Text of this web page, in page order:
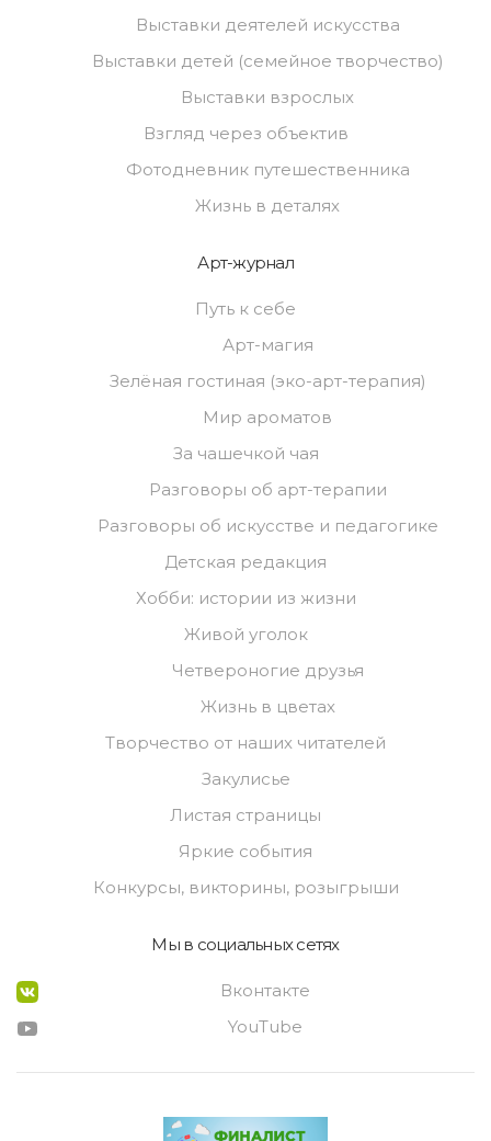
Выставки деятелей искусства
Выставки детей (семейное творчество)
Выставки взрослых
Взгляд через объектив
Фотодневник путешественника
Жизнь в деталях
Арт-журнал
Путь к себе
Арт-магия
Зелёная гостиная (эко-арт-терапия)
Мир ароматов
За чашечкой чая
Разговоры об арт-терапии
Разговоры об искусстве и педагогике
Детская редакция
Хобби: истории из жизни
Живой уголок
Четвероногие друзья
Жизнь в цветах
Творчество от наших читателей
Закулисье
Листая страницы
Яркие события
Конкурсы, викторины, розыгрыши
Мы в социальных сетях
Вконтакте
YouTube